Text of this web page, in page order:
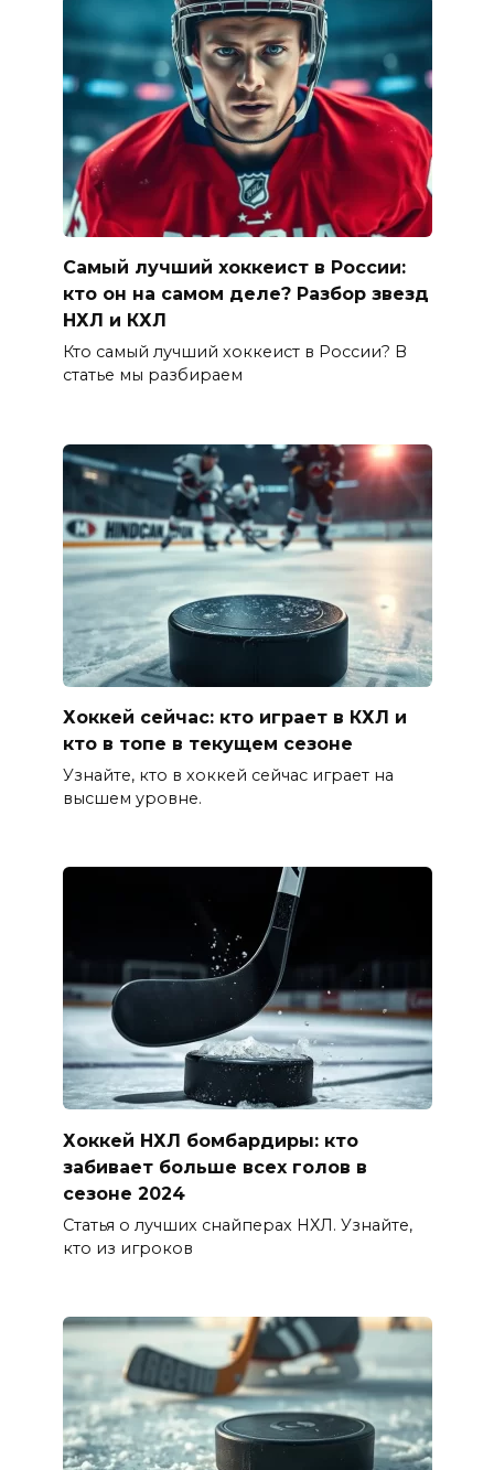
Самый лучший хоккеист в России:
кто он на самом деле? Разбор звезд
НХЛ и КХЛ
Кто самый лучший хоккеист в России? В
статье мы разбираем
Хоккей сейчас: кто играет в КХЛ и
кто в топе в текущем сезоне
Узнайте, кто в хоккей сейчас играет на
высшем уровне.
Хоккей НХЛ бомбардиры: кто
забивает больше всех голов в
сезоне 2024
Статья о лучших снайперах НХЛ. Узнайте,
кто из игроков